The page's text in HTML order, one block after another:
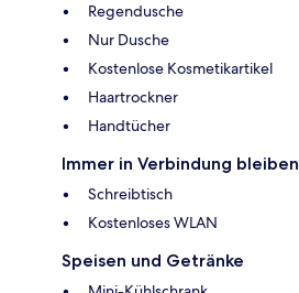
Regendusche
Nur Dusche
Kostenlose Kosmetikartikel
Haartrockner
Handtücher
Immer in Verbindung bleiben
Schreibtisch
Kostenloses WLAN
Speisen und Getränke